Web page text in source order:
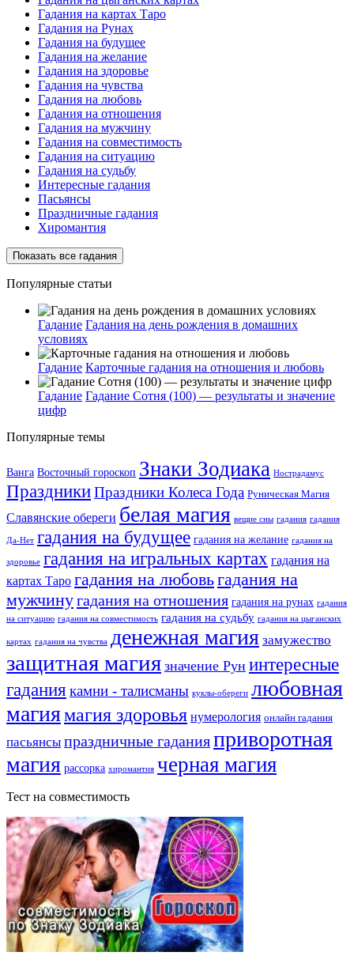
Гадания на картах Таро
Гадания на Рунах
Гадания на будущее
Гадания на желание
Гадания на здоровье
Гадания на чувства
Гадания на любовь
Гадания на отношения
Гадания на мужчину
Гадания на совместимость
Гадания на ситуацию
Гадания на судьбу
Интересные гадания
Пасьянсы
Праздничные гадания
Хиромантия
Показать все гадания
Популярные статьи
Гадание Гадания на день рождения в домашних
условиях
Гадание Карточные гадания на отношения и любовь
Гадание Гадание Сотня (100) — результаты и значение
цифр
Популярные темы
Ванга Восточный гороскоп Знаки Зодиака Нострадамус
ПраздникиПраздники Колеса Года Руническая Магия
Славянские обереги белая магия вещие сны гадания гадания
Да-Нет гадания на будущее гадания на желание гадания на
здоровье гадания на игральных картах гадания на
картах Таро гадания на любовьгадания на
мужчинугадания на отношения гадания на рунах гадания
на ситуацию гадания на совместимость гадания на судьбу гадания на цыганских
картах гадания на чувства денежная магия замужество
защитная магия значение Рун интересные
гадания камни - талисманы куклы-обереги любовная
магиямагия здоровья нумерология онлайн гадания
пасьянсы праздничные гаданияприворотная
магия рассорка хиромантия черная магия
Тест на совместимость